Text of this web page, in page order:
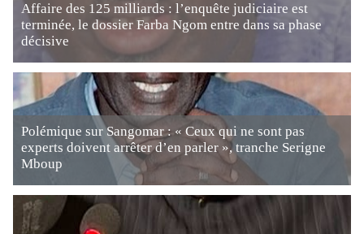
Affaire des 125 milliards : l’enquête judiciaire est
terminée, le dossier Farba Ngom entre dans sa phase
décisive
Polémique sur Sangomar : « Ceux qui ne sont pas
experts doivent arrêter d’en parler », tranche Serigne
Mboup